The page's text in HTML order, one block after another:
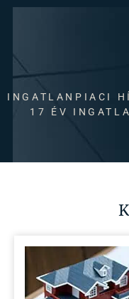
INGATLANPIACI
17 ÉV